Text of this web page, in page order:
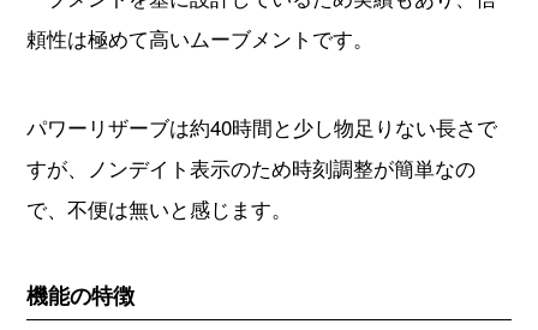
頼性は極めて高いムーブメントです。
パワーリザーブは約40時間と少し物足りない長さで
すが、ノンデイト表示のため時刻調整が簡単なの
で、不便は無いと感じます。
機能の特徴